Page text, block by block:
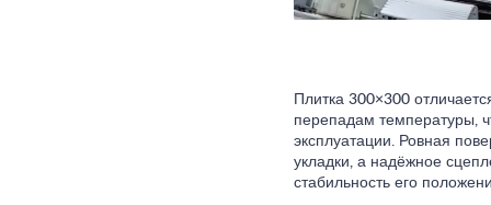
Плитка 300×300
перепадам температуры,
эксплуатации. Ровная
укладки, а надёжное
стабильность его